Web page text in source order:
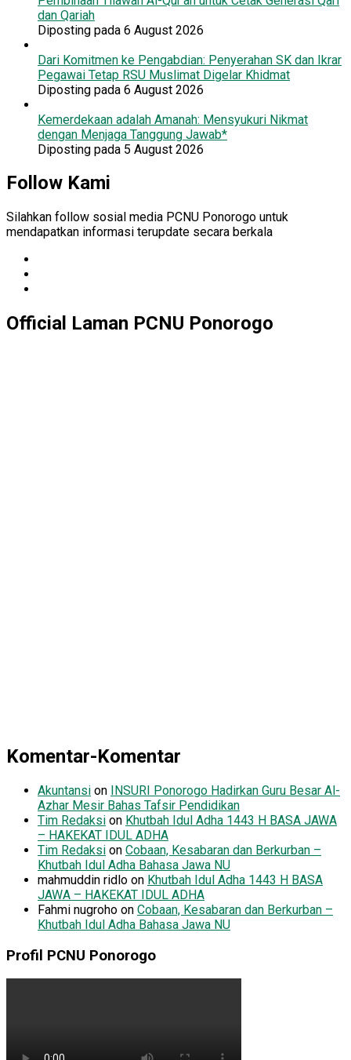
dan Qariah
Diposting pada 6 August 2026
Dari Komitmen ke Pengabdian: Penyerahan SK dan Ikrar
Pegawai Tetap RSU Muslimat Digelar Khidmat
Diposting pada 6 August 2026
Kemerdekaan adalah Amanah: Mensyukuri Nikmat
dengan Menjaga Tanggung Jawab*
Diposting pada 5 August 2026
Follow Kami
Silahkan follow sosial media PCNU Ponorogo untuk
mendapatkan informasi terupdate secara berkala
Official Laman PCNU Ponorogo
Komentar-Komentar
Akuntansi on INSURI Ponorogo Hadirkan Guru Besar Al-
Azhar Mesir Bahas Tafsir Pendidikan
Tim Redaksi on Khutbah Idul Adha 1443 H BASA JAWA
– HAKEKAT IDUL ADHA
Tim Redaksi on Cobaan, Kesabaran dan Berkurban –
Khutbah Idul Adha Bahasa Jawa NU
mahmuddin ridlo on Khutbah Idul Adha 1443 H BASA
JAWA – HAKEKAT IDUL ADHA
Fahmi nugroho on Cobaan, Kesabaran dan Berkurban –
Khutbah Idul Adha Bahasa Jawa NU
Profil PCNU Ponorogo